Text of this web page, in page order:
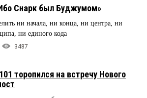
Снарк был Буджумом»
ни начала, ни конца, ни центра, ни
ни единого кода
3487
торопился на встречу Нового